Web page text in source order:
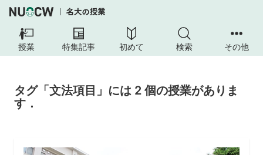
授業 特集記事 初めて 検索 その他
タグ「文法項目」には 2 個の授業がありま
す．